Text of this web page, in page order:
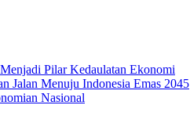
Pilar Kedaulatan Ekonomi
Jalan Menuju Indonesia Emas 2045
Nasional